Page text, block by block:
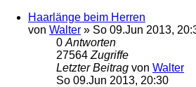
Haarlänge beim Herren
von Walter » So 09.Jun 2013,
0 Antworten
27564 Zugriffe
Letzter Beitrag von Walter
So 09.Jun 2013, 20:30